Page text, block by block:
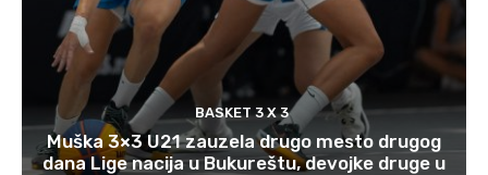
BASKET 3 X 3
Muška 3×3 U21 zauzela drugo mesto drugog
dana Lige nacija u Bukureštu, devojke druge u